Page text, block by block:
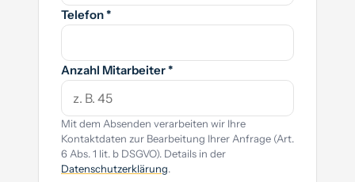
Telefon *
Anzahl Mitarbeiter *
Mit dem Absenden verarbeiten wir Ihre
Kontaktdaten zur Bearbeitung Ihrer Anfrage (Art.
6 Abs. 1 lit. b DSGVO). Details in der
Datenschutzerklärung.